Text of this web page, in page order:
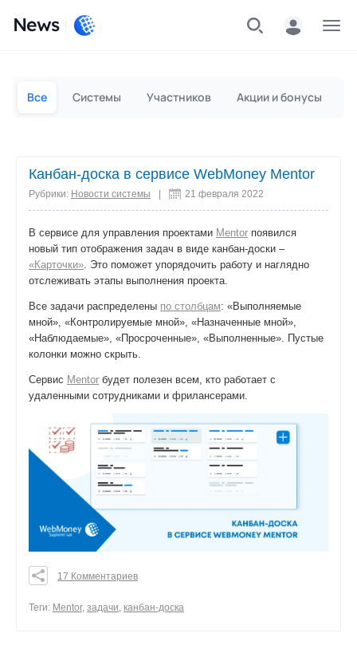
News
Все Системы Участников Акции и бонусы
Канбан-доска в сервисе WebMoney Mentor
Рубрики: Новости системы 21 февраля 2022
В сервисе для управления проектами Mentor появился
новый тип отображения задач в виде канбан-доски –
«Карточки». Это поможет упорядочить работу и наглядно
отслеживать этапы выполнения проекта.
Все задачи распределены по столбцам: «Выполняемые
мной», «Контролируемые мной», «Назначенные мной»,
«Наблюдаемые», «Просроченные», «Выполненные». Пустые
колонки можно скрыть.
Сервис Mentor будет полезен всем, кто работает с
удаленными сотрудниками и фрилансерами.
0
17 Комментариев
Теги: Mentor, задачи, канбан-доска